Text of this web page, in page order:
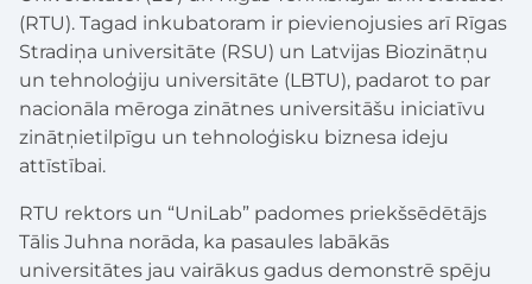
(RTU). Tagad inkubatoram ir pievienojusies arī Rīgas
Stradiņa universitāte (RSU) un Latvijas Biozinātņu
un tehnoloģiju universitāte (LBTU), padarot to par
nacionāla mēroga zinātnes universitāšu iniciatīvu
zinātņietilpīgu un tehnoloģisku biznesa ideju
attīstībai.
RTU rektors un “UniLab” padomes priekšsēdētājs
Tālis Juhna norāda, ka pasaules labākās
universitātes jau vairākus gadus demonstrē spēju